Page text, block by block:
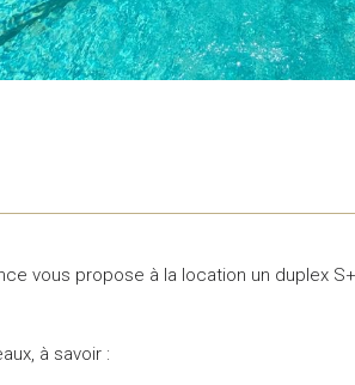
vous propose à la location un duplex
à savoir :